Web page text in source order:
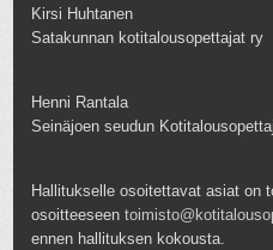
Kirsi Huhtanen
Satakunnan kotitalousopettajat ry
Henni Rantala
Seinäjoen seudun
Hallitukselle osoitettavat asiat on
osoitteeseen
ennen hallituksen kokousta.